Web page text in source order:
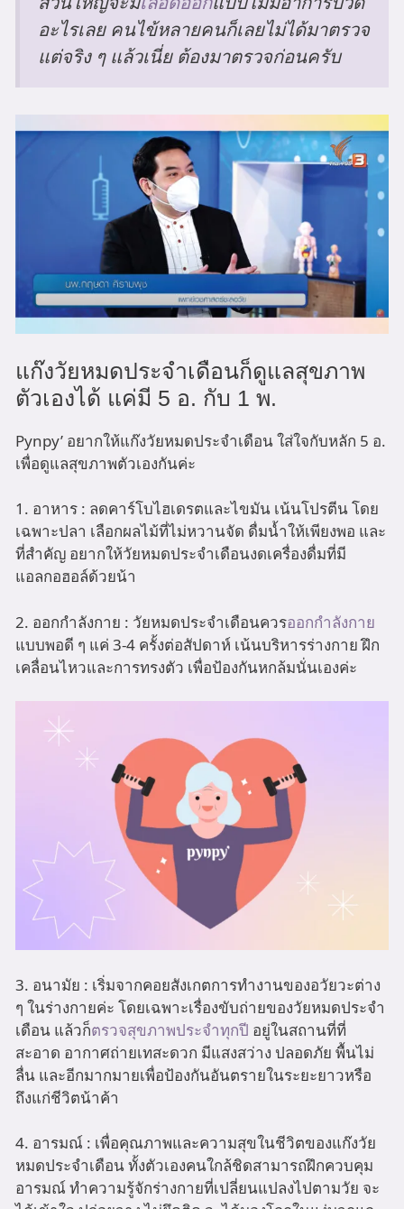
อะไรเลย คนไข้หลายคนก็เลยไม่ได้มาตรวจ
แต่จริง ๆ แล้วเนี่ย ต้องมาตรวจก่อนครับ
แก๊งวัยหมดประจำเดือนก็ดูแลสุขภาพ
ตัวเองได้ แค่มี 5 อ. กับ 1 พ.
Pynpy’ อยากให้แก๊งวัยหมดประจำเดือน ใส่ใจกับหลัก 5 อ.
เพื่อดูแลสุขภาพตัวเองกันค่ะ
1. อาหาร : ลดคาร์โบไฮเดรตและไขมัน เน้นโปรตีน โดย
เฉพาะปลา เลือกผลไม้ที่ไม่หวานจัด ดื่มน้ำให้เพียงพอ และ
ที่สำคัญ อยากให้วัยหมดประจำเดือนงดเครื่องดื่มที่มี
แอลกอฮอล์ด้วยน้า
2. ออกกำลังกาย : วัยหมดประจำเดือนควรออกกำลังกาย
แบบพอดี ๆ แค่ 3-4 ครั้งต่อสัปดาห์ เน้นบริหารร่างกาย ฝึก
เคลื่อนไหวและการทรงตัว เพื่อป้องกันหกล้มนั่นเองค่ะ
3. อนามัย : เริ่มจากคอยสังเกตการทำงานของอวัยวะต่าง
ๆ ในร่างกายค่ะ โดยเฉพาะเรื่องขับถ่ายของวัยหมดประจำ
เดือน แล้วก็ตรวจสุขภาพประจำทุกปี อยู่ในสถานที่ที่
สะอาด อากาศถ่ายเทสะดวก มีแสงสว่าง ปลอดภัย พื้นไม่
ลื่น และอีกมากมายเพื่อป้องกันอันตรายในระยะยาวหรือ
ถึงแก่ชีวิตน้าค้า
4. อารมณ์ : เพื่อคุณภาพและความสุขในชีวิตของแก๊งวัย
หมดประจำเดือน ทั้งตัวเองคนใกล้ชิดสามารถฝึกควบคุม
อารมณ์ ทำความรู้จักร่างกายที่เปลี่ยนแปลงไปตามวัย จะ